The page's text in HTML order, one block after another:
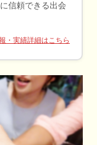
信頼できる出会
・実績詳細はこちら